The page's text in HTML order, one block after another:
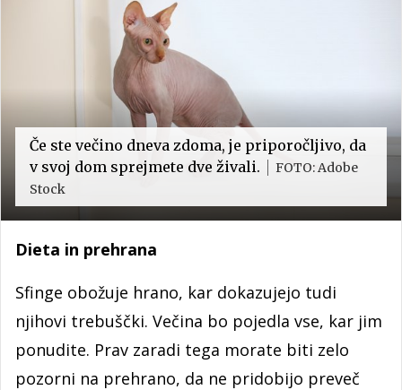
Če ste večino dneva zdoma, je priporočljivo, da
v svoj dom sprejmete dve živali.
FOTO: Adobe
Stock
Dieta in prehrana
Sfinge obožuje hrano, kar dokazujejo tudi
njihovi trebuščki. Večina bo pojedla vse, kar jim
ponudite. Prav zaradi tega morate biti zelo
pozorni na prehrano, da ne pridobijo preveč